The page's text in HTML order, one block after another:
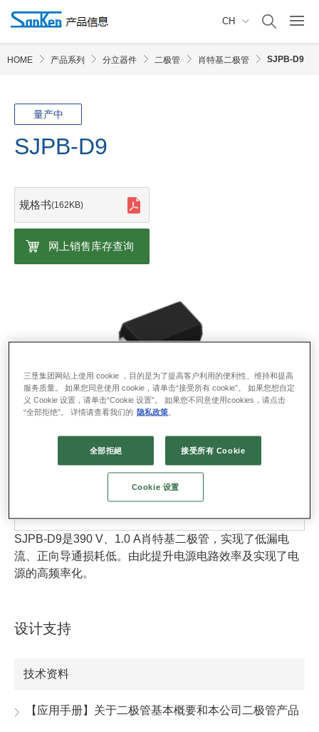
CH
HOME 产品系列 分立器件 二极管 肖特基二极管 SJPB-D9
量产中
SJPB-D9
封装名 : SJP
RoHS : YES
规格书(162KB)
网上销售库存查询
SJPB-D9是390 V、1.0 A肖特基二极管，实现了低漏电
流、正向导通损耗低。由此提升电源电路效率及实现了电
源的高频率化。
PSpice
包装规格
设计支持
技术资料
【应用手册】关于二极管基本概要和本公司二极管产品
三垦集团网站上使用 cookie ，目的是为了提高客户利用的便利性、维持和提高
服务质量。 如果您同意使用 cookie，请单击“接受所有 cookie”。 如果您想自定
义 Cookie 设置，请单击“Cookie 设置”。 如果您不同意使用cookies，请点击
“全部拒绝”。 详情请查看我们的 隐私政策
全部拒絕 接受所有 Cookie
Cookie 设置